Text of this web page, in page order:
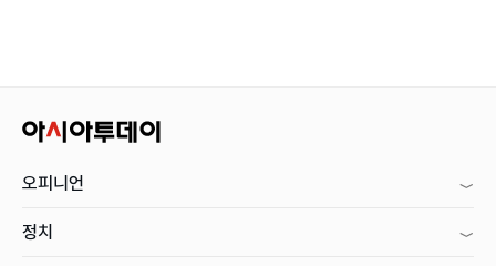
오피니언
정치